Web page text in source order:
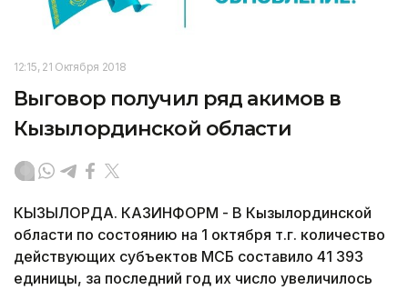
12:15, 21 Октября 2018
Выговор получил ряд акимов в
Кызылординской области
КЫЗЫЛОРДА. КАЗИНФОРМ - В Кызылординской
области по состоянию на 1 октября т.г. количество
действующих субъектов МСБ составило 41 393
единицы, за последний год их число увеличилось